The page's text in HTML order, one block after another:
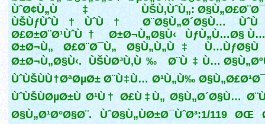
ÙˆØ¢Ù„Ù‡ ÙŠÙ‚ÙˆÙ„:
ÙŠÙƒÙˆÙ†ÙˆÙ† Ø¨Ø§Ù„Ø´Ø§Ù…
Ø£Ø±Ø¨Ø¹ÙˆÙ† Ø±Ø¬Ù„Ø§Ù‹ ÙƒÙ„Ù…Ø§
Ø±Ø¬Ù„ Ø£Ø¨Ø¯Ù„ Ø§Ù„Ù„Ù‡
Ø±Ø¬Ù„Ø§Ù‹. ÙŠÙØ³Ù‚Ù‰ Ø¨Ù‡Ù…
ÙˆÙŠÙÙ†ØªØµØ± Ø¨Ù‡Ù… Ø¹Ù„Ù‰
ÙˆÙŠÙØµØ±Ù Ø¹Ù† Ø£Ù‡Ù„ Ø§Ù„Ø´Ø§Ù…
Ø§Ù„Ø¹Ø°Ø§Ø¨. ÙˆØ§Ù„ÙØ±Ø¯ÙˆØ³:1/119 ØŒ